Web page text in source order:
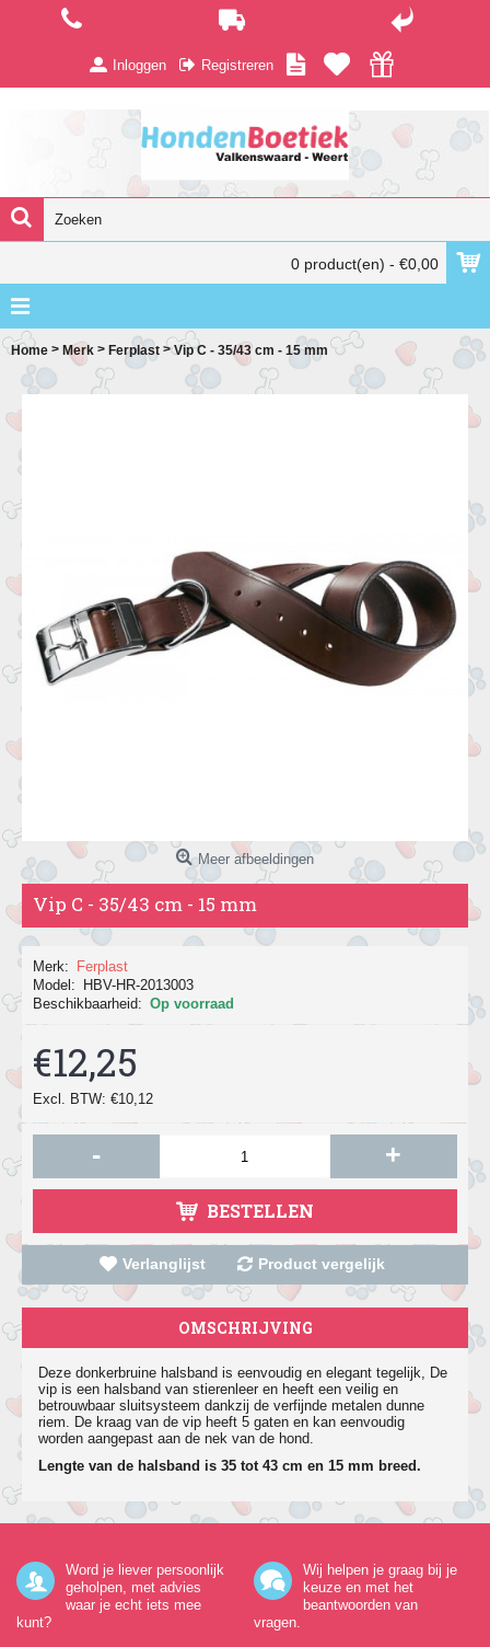
Inloggen Registreren
0 product(en) - €0,00
Home > Merk > Ferplast >Vip C - 35/43 cm - 15 mm
Meer afbeeldingen
Vip C - 35/43 cm - 15 mm
Merk:
Ferplast
Model:
HBV-HR-2013003
Beschikbaarheid: Op voorraad
€12,25
Excl. BTW: €10,12
- +
BESTELLEN
Verlanglijst Product vergelijk
OMSCHRIJVING
Deze donkerbruine halsband is eenvoudig en elegant tegelijk, De
vip is een halsband van stierenleer en heeft een veilig en
betrouwbaar sluitsysteem dankzij de verfijnde metalen dunne
riem. De kraag van de vip heeft 5 gaten en kan eenvoudig
worden aangepast aan de nek van de hond.
Lengte van de halsband is 35 tot 43 cm en 15 mm breed.
Word je liever persoonlijk
geholpen, met advies
waar je echt iets mee
kunt?
Wij helpen je graag bij je
keuze en met het
beantwoorden van
vragen.